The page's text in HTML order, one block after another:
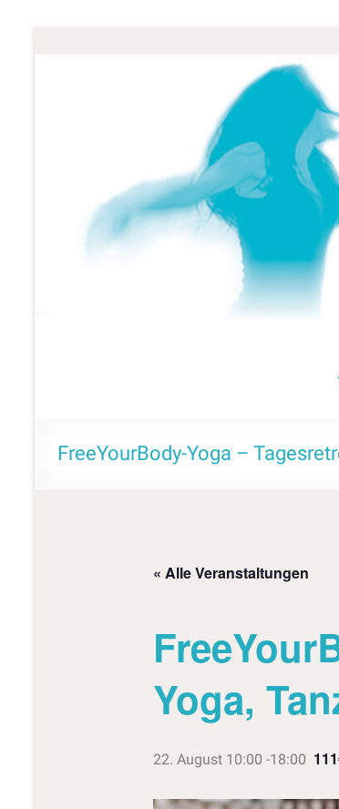
FreeYourBody-Yoga –
« Alle Veranstaltungen
Yoga,
22. August 10:00 -18:00